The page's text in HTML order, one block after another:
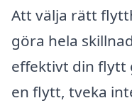
Att välja rätt
göra hela
effektivt din flytt
en flytt, tveka